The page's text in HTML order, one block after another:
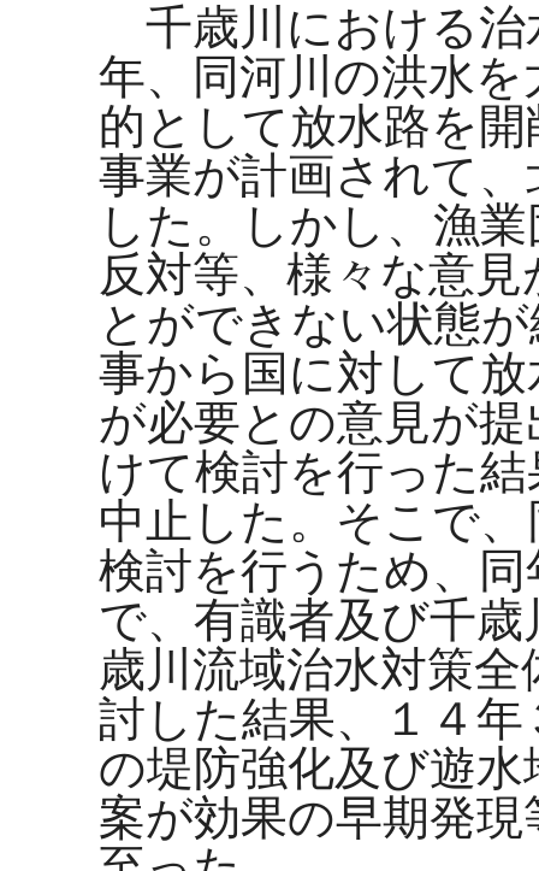
千歳川における治
年、同河川の洪水
的として放水路を
事業が計画されて
した。しかし、漁
反対等、様々な意
とができない状態
事から国に対して
が必要との意見が
けて検討を行った
中止した。そこで
検討を行うため、
で、有識者及び千
歳川流域治水対策
討した結果、１４
の堤防強化及び遊
案が効果の早期発